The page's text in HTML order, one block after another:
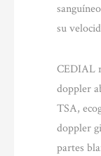
su
CEDIAL
doppler
TSA,
doppler
partes